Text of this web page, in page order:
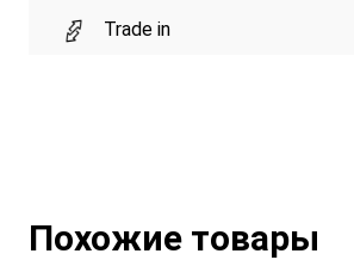
Trade in
Похожие товары